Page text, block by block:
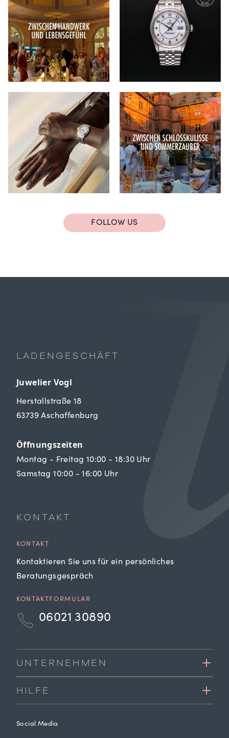
FOLLOW US
LADENGESCHÄFT
Juwelier Vogl
Herstallstraße 18
63739 Aschaffenburg
Öffnungszeiten
Montag - Freitag 10:00 - 18:30 Uhr
Samstag 10:00 - 16:00 Uhr
KONTAKT
KONTAKT
Kontaktieren Sie uns für ein persönliches
Beratungsgespräch
KONTAKTFORMULAR
06021 30890
UNTERNEHMEN
HILFE
Social Media